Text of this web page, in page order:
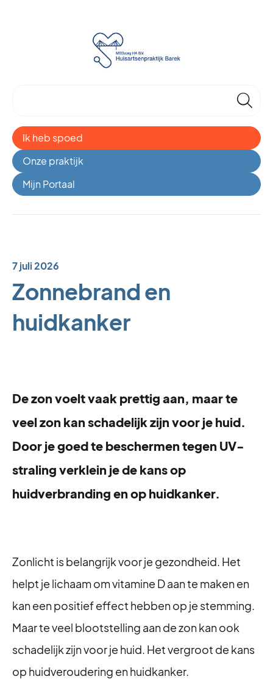
🔎
Onze praktijk
Mijn Portaal
Ik heb spoed
7 juli 2026
Zonnebrand en
huidkanker
De zon voelt vaak prettig aan, maar te
veel zon kan schadelijk zijn voor je huid.
Door je goed te beschermen tegen UV-
straling verklein je de kans op
huidverbranding en op huidkanker.
Zonlicht is belangrijk voor je gezondheid. Het
helpt je lichaam om vitamine D aan te maken en
kan een positief effect hebben op je stemming.
Maar te veel blootstelling aan de zon kan ook
schadelijk zijn voor je huid. Het vergroot de kans
op huidveroudering en huidkanker.